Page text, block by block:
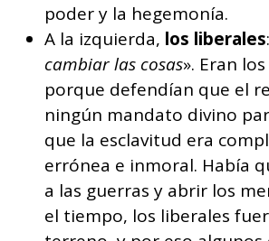
poder y la hegemonía.
A la izquierda, los liberales
cambiar las cosas». Eran
porque defendían que el
ningún mandato divino
que la esclavitud era
errónea e inmoral. Había
a las guerras y abrir los
el tiempo, los liberales